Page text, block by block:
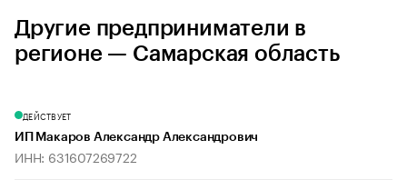
Другие предприниматели в
регионе — Самарская область
ДЕЙСТВУЕТ
ИП Макаров Александр Александрович
ИНН: 631607269722